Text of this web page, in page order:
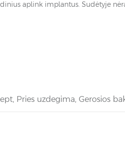
aplink implantus. Sudėtyje
, Pries uzdegima, Gerosios